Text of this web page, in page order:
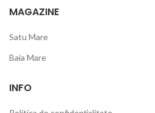
MAGAZINE
Satu Mare
Baia Mare
INFO